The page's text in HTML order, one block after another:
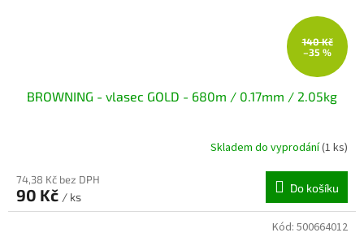
140 Kč
–35 %
BROWNING - vlasec GOLD - 680m / 0.17mm / 2.05kg
Skladem do vyprodání(1 ks)
74,38 Kč bez DPH
90 Kč / ks
Do košíku
Kód: 500664012